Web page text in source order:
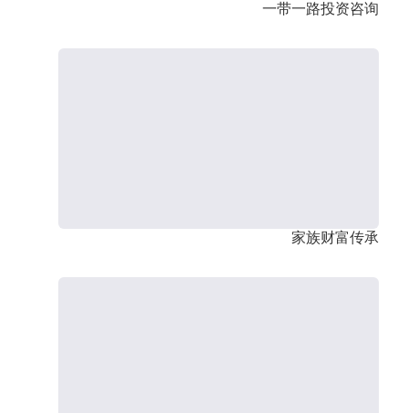
一带一路投资咨询
家族财富传承